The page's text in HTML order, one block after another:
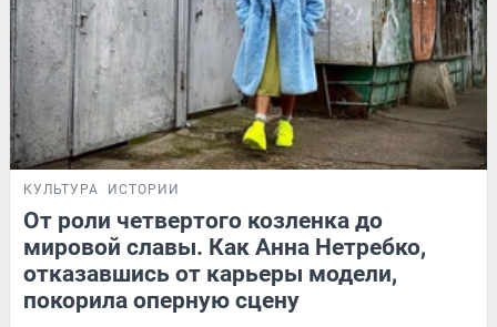
КУЛЬТУРА ИСТОРИИ
От роли четвертого козленка до
мировой славы. Как Анна Нетребко,
отказавшись от карьеры модели,
покорила оперную сцену